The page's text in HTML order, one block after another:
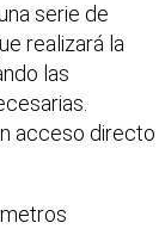
serie de
realizará la
las
acceso directo